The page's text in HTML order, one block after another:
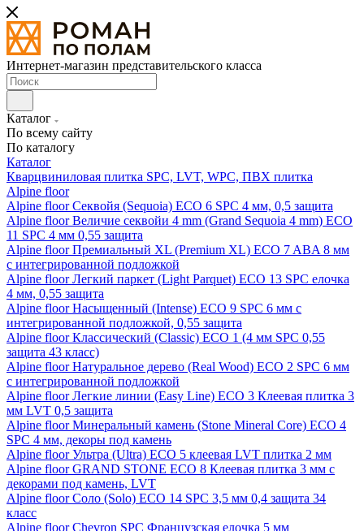
Интернет-магазин представительского класса
Каталог
По всему сайту
По каталогу
Каталог
Кварцвиниловая плитка SPC, LVT, WPC, ПВХ плитка
Alpine floor
Alpine floor Секвойя (Sequoia) ECO 6 SPC 4 мм, 0,5 защита
Alpine floor Величие секвойи 4 mm (Grand Sequoia 4 mm) ECO
11 SPC 4 мм 0,55 защита
Alpine floor Премиальный XL (Premium XL) ECO 7 ABA 8 мм
с интегрированной подложкой
Alpine floor Легкий паркет (Light Parquet) ECO 13 SPC елочка
4 мм, 0,55 защита
Alpine floor Насыщенный (Intense) ECO 9 SPC 6 мм с
интегрированной подложкой, 0,55 защита
Alpine floor Классический (Classic) ECO 1 (4 мм SPC 0,55
защита 43 класс)
Alpine floor Натуральное дерево (Real Wood) ECO 2 SPC 6 мм
с интегрированной подложкой
Alpine floor Легкие линии (Easy Line) ECO 3 Клеевая плитка 3
мм LVT 0,5 защита
Alpine floor Минеральный камень (Stone Mineral Core) ECO 4
SPC 4 мм, декоры под камень
Alpine floor Ультра (Ultra) ECO 5 клеевая LVT плитка 2 мм
Alpine floor GRAND STONE ECO 8 Клеевая плитка 3 мм с
декорами под камень, LVT
Alpine floor Соло (Solo) ECO 14 SPC 3,5 мм 0,4 защита 34
класс
Alpine floor Chevron SPC Французская елочка 5 мм